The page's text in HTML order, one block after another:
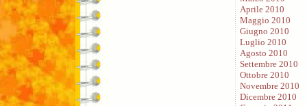
Aprile 2010
Maggio 2010
Giugno 2010
Luglio 2010
Agosto 2010
Settembre 2010
Ottobre 2010
Novembre 2010
Dicembre 2010